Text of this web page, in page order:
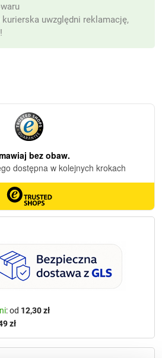
uwzględni reklamację,
: od 12,30 zł
zł